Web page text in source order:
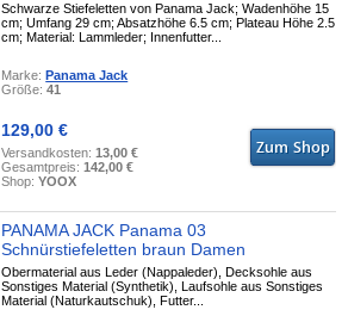
Schwarze Stiefeletten von Panama Jack; Wadenhöhe 15
cm; Umfang 29 cm; Absatzhöhe 6.5 cm; Plateau Höhe 2.5
cm; Material: Lammleder; Innenfutter...
Marke:Panama Jack
Größe:41
129,00 €
Versandkosten:13,00 €
Gesamtpreis:142,00 €
Shop:YOOX
PANAMA JACK Panama 03
Schnürstiefeletten braun Damen
Obermaterial aus Leder (Nappaleder), Decksohle aus
Sonstiges Material (Synthetik), Laufsohle aus Sonstiges
Material (Naturkautschuk), Futter...